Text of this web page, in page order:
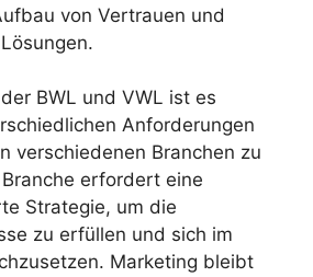
von Vertrauen und
BWL und VWL ist es
Anforderungen
verschiedenen Branchen zu
erfordert eine
Strategie, um die
zu erfüllen und sich im
Marketing bleibt